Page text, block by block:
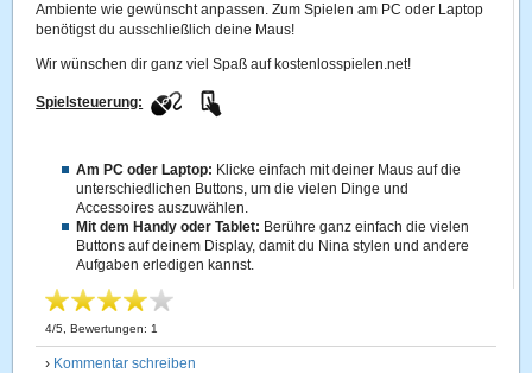
Ambiente wie gewünscht anpassen. Zum Spielen am PC oder Laptop
benötigst du ausschließlich deine Maus!
Wir wünschen dir ganz viel Spaß auf kostenlosspielen.net!
Spielsteuerung:
Am PC oder Laptop: Klicke einfach mit deiner Maus auf die
unterschiedlichen Buttons, um die vielen Dinge und
Accessoires auszuwählen.
Mit dem Handy oder Tablet: Berühre ganz einfach die vielen
Buttons auf deinem Display, damit du Nina stylen und andere
Aufgaben erledigen kannst.
4/5 , Bewertungen: 1
› Kommentar schreiben